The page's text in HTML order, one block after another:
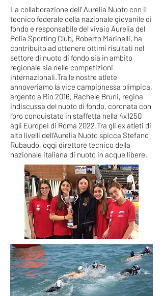
La collaborazione dell' Aurelia Nuoto con il
tecnico federale della nazionale giovanile di
fondo e responsabile del vivaio Aurelia del
Polia Sporting Club, Roberto Marinelli, ha
contribuito ad ottenere ottimi risultati nel
settore di nuoto di fondo sia in ambito
regionale sia nelle competizioni
internazionali.Tra le nostre atlete
annoveriamo la vice campionessa olimpica,
argento a Rio 2016, Rachele Bruni, regina
indiscussa del nuoto di fondo, coronata con
l'oro conquistato in staffetta nella 4x1250
agli Europei di Roma 2022.Tra gli ex atleti di
alto livelli dell'Aurelia Nuoto spicca Stefano
Rubaudo, oggi direttore tecnico della
nazionale italiana di nuoto in acque libere.